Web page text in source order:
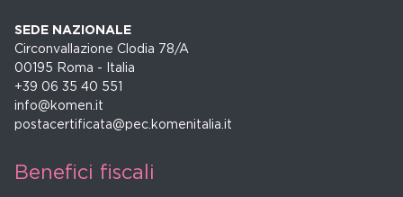
SEDE NAZIONALE
Circonvallazione Clodia 78/A
00195 Roma - Italia
+39 06 35 40 551
info@komen.it
postacertificata@pec.komenitalia.it
Benefici fiscali